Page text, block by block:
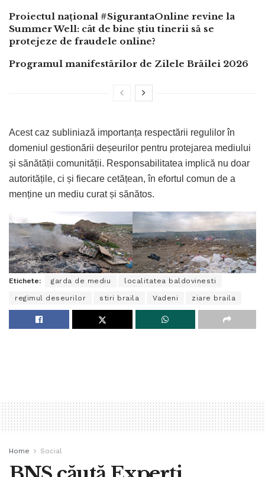
Proiectul național #SigurantaOnline revine la
Summer Well: cât de bine știu tinerii să se
protejeze de fraudele online?
Programul manifestărilor de Zilele Brăilei 2026
Acest caz subliniază importanța respectării regulilor în
domeniul gestionării deșeurilor pentru protejarea mediului
și sănătății comunității. Responsabilitatea implică nu doar
autoritățile, ci și fiecare cetățean, în efortul comun de a
menține un mediu curat și sănătos.
Etichete: garda de mediu localitatea baldovinesti
regimul deseurilor stiri braila Vadeni ziare braila
Home Social